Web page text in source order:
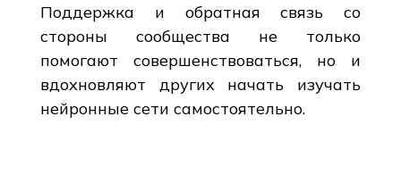
Поддержка и обратная связь со
стороны сообщества не только
помогают совершенствоваться, но и
вдохновляют других начать изучать
нейронные сети самостоятельно.